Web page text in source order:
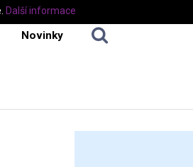
Novinky
Další informace